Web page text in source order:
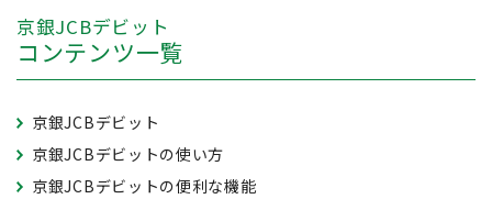
京銀JCBデビット
コンテンツ一覧
京銀JCBデビット
京銀JCBデビットの使い方
京銀JCBデビットの便利な機能